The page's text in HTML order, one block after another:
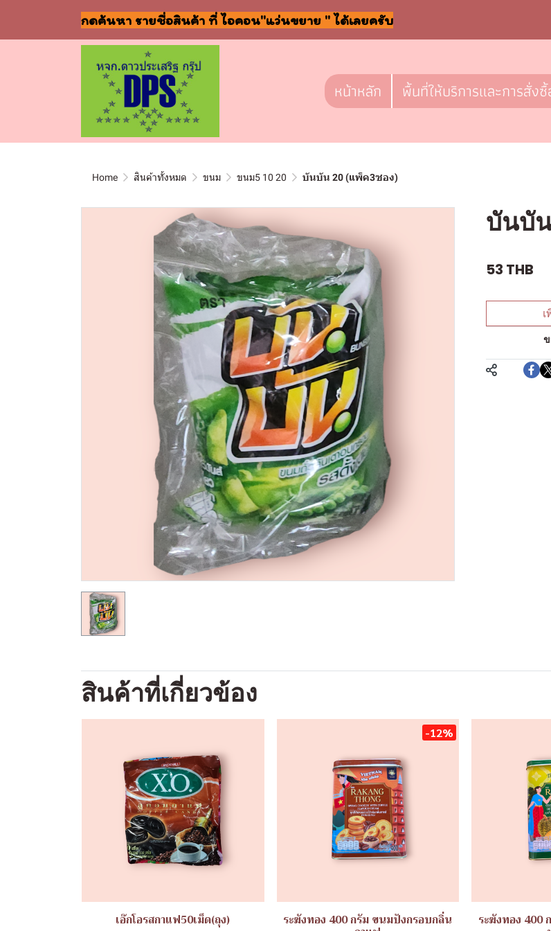
กดค้นหา รายชื่อสินค้า ที่ ไอคอน"แว่นขยาย " ได้เลยครับ
หน้าหลัก พื้นที่ให้บริการและการสั่ง
Home สินค้าทั้งหมด ขนม ขนม5 10 20 บันบัน 20 (แพ็ค3ซอง)
บันบั
53 THB
สินค้าที่เกี่ยวข้อง
เอ๊กโอรสกาแฟ50เม็ด(ถุง)
-12%
ระฆังทอง 400 กรัม ขนมปังกรอบกลิ่น ระฆังทอง 400